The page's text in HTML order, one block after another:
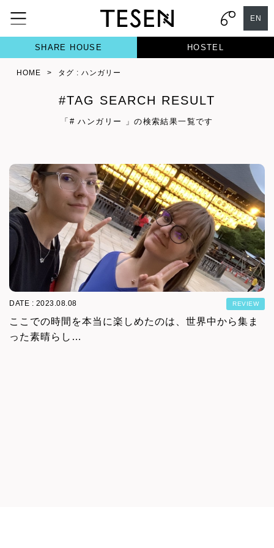
EN
SHARE HOUSE HOSTEL
HOME > タグ : ハンガリー
#TAG SEARCH RESULT
「# ハンガリー 」の検索結果一覧です
DATE : 2023.08.08 REVIEW
ここでの時間を本当に楽しめたのは、世界中から集ま
った素晴らし…